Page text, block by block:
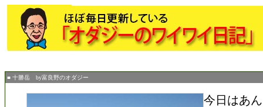
■ 十勝岳 by富良野のオダジー
今日はあ